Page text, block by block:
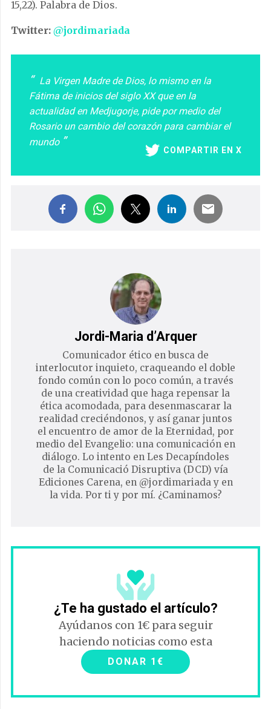
15,22). Palabra de Dios.
Twitter: @jordimariada
La Virgen Madre de Dios, lo mismo en la
Fátima de inicios del siglo XX que en la
actualidad en Medjugorje, pide por medio del
Rosario un cambio del corazón para cambiar el
mundo
COMPARTIR EN X
Jordi-Maria d’Arquer
Comunicador ético en busca de
interlocutor inquieto, craqueando el doble
fondo común con lo poco común, a través
de una creatividad que haga repensar la
ética acomodada, para desenmascarar la
realidad creciéndonos, y así ganar juntos
el encuentro de amor de la Eternidad, por
medio del Evangelio: una comunicación en
diálogo. Lo intento en Les Decapíndoles
de la Comunicació Disruptiva (DCD) vía
Ediciones Carena, en @jordimariada y en
la vida. Por ti y por mí. ¿Caminamos?
¿Te ha gustado el artículo?
Ayúdanos con 1€ para seguir
haciendo noticias como esta
DONAR 1€